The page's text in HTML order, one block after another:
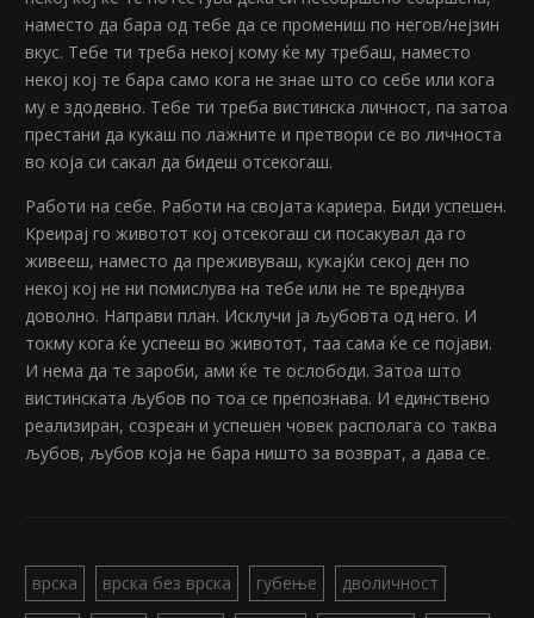
наместо да бара од тебе да се промениш по негов/нејзин
вкус. Тебе ти треба некој кому ќе му требаш, наместо
некој кој те бара само кога не знае што со себе или кога
му е здодевно. Тебе ти треба вистинска личност, па затоа
престани да кукаш по лажните и претвори се во личноста
во која си сакал да бидеш отсекогаш.
Работи на себе. Работи на својата кариера. Биди успешен.
Креирај го животот кој отсекогаш си посакувал да го
живееш, наместо да преживуваш, кукајќи секој ден по
некој кој не ни помислува на тебе или не те вреднува
доволно. Направи план. Исклучи ја љубовта од него. И
токму кога ќе успееш во животот, таа сама ќе се појави.
И нема да те зароби, ами ќе те ослободи. Затоа што
вистинската љубов по тоа се препознава. И единствено
реализиран, созреан и успешен човек располага со таква
љубов, љубов која не бара ништо за возврат, а дава се.
врска врска без врска губење дволичност